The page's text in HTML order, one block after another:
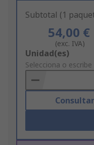
Subtotal (1
54,00 €
(exc. IVA)
Add
to
Basket
Unidad(es)
Selecciona o